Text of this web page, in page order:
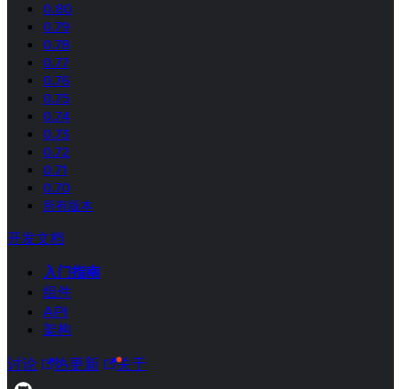
0.80
0.79
0.78
0.77
0.76
0.75
0.74
0.73
0.72
0.71
0.70
所有版本
开发文档
入门指南
组件
API
架构
讨论 热更新 关于